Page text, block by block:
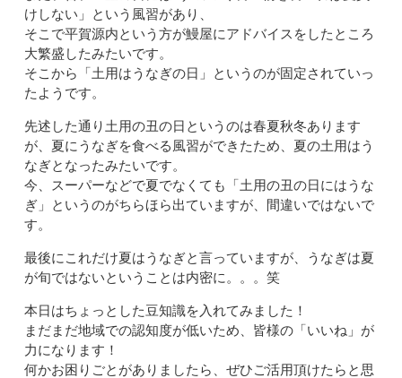
けしない」という風習があり、
そこで平賀源内という方が鰻屋にアドバイスをしたところ
大繁盛したみたいです。
そこから「土用はうなぎの日」というのが固定されていっ
たようです。
先述した通り土用の丑の日というのは春夏秋冬あります
が、夏にうなぎを食べる風習ができたため、夏の土用はう
なぎとなったみたいです。
今、スーパーなどで夏でなくても「土用の丑の日にはうな
ぎ」というのがちらほら出ていますが、間違いではないで
す。
最後にこれだけ夏はうなぎと言っていますが、うなぎは夏
が旬ではないということは内密に。。。笑
本日はちょっとした豆知識を入れてみました！
まだまだ地域での認知度が低いため、皆様の「いいね」が
力になります！
何かお困りごとがありましたら、ぜひご活用頂けたらと思